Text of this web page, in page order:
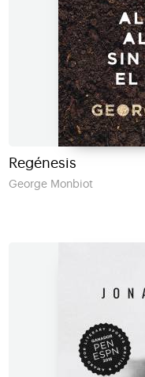
Regénesis
George Monbiot